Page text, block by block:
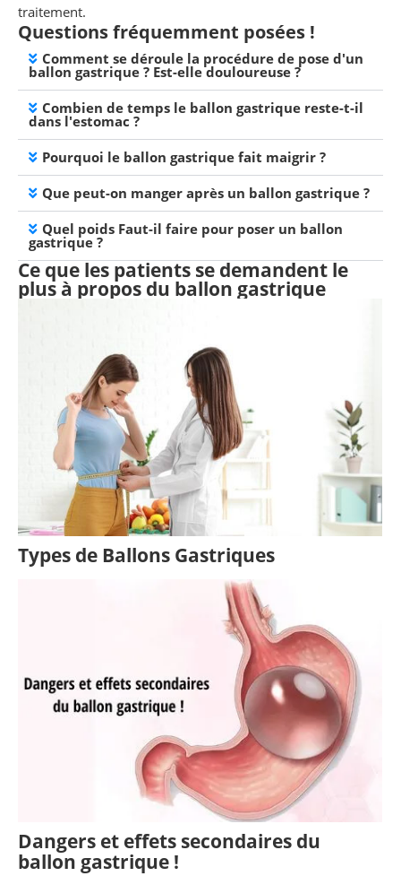
traitement.
Questions fréquemment posées !
Comment se déroule la procédure de pose d'un
ballon gastrique ? Est-elle douloureuse ?
Combien de temps le ballon gastrique reste-t-il
dans l'estomac ?
Pourquoi le ballon gastrique fait maigrir ?
Que peut-on manger après un ballon gastrique ?
Quel poids Faut-il faire pour poser un ballon
gastrique ?
Ce que les patients se demandent le
plus à propos du ballon gastrique
Types de Ballons Gastriques
Dangers et effets secondaires du
ballon gastrique !